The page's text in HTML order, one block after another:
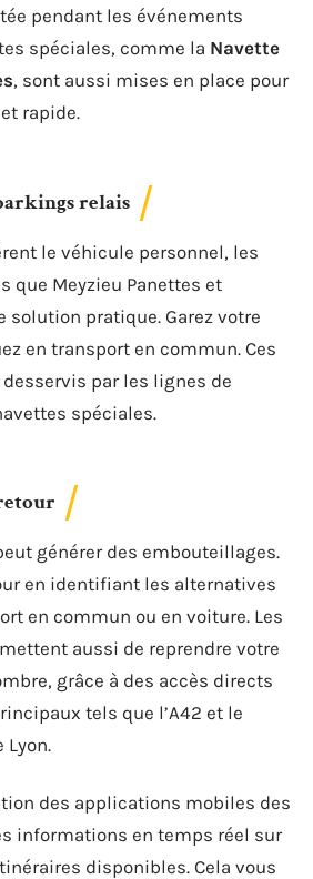
pendant les événements
spéciales, comme la Navette
, sont aussi mises en place pour
rapide.
relais
le véhicule personnel, les
que Meyzieu Panettes et
solution pratique. Garez votre
en transport en commun. Ces
par les lignes de
spéciales.
générer des embouteillages.
en identifiant les alternatives
en commun ou en voiture. Les
aussi de reprendre votre
grâce à des accès directs
tels que l’A42 et le
Lyon.
des applications mobiles des
informations en temps réel sur
disponibles. Cela vous